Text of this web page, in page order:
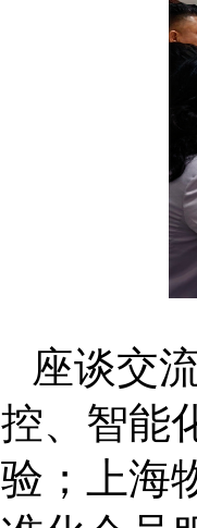
座谈交
控、智能
验；上海